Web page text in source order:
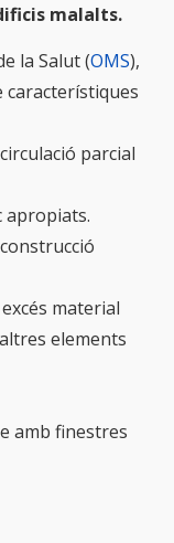
malalts.
la Salut (OMS),
característiques
parcial
apropiats.
material
elements
amb finestres